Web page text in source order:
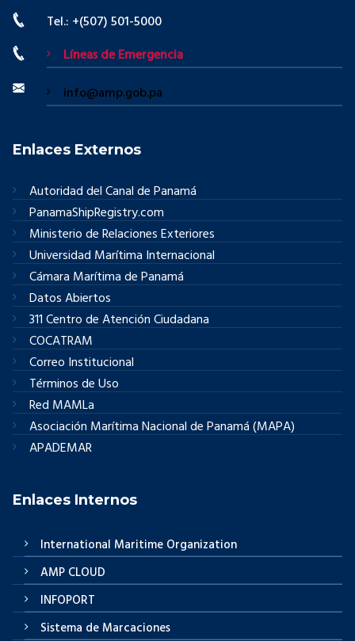
Tel.: +(507) 501-5000
Líneas de Emergencia
info@amp.gob.pa
Enlaces Externos
Autoridad del Canal de Panamá
PanamaShipRegistry.com
Ministerio de Relaciones Exteriores
Universidad Marítima Internacional
Cámara Marítima de Panamá
Datos Abiertos
311 Centro de Atención Ciudadana
COCATRAM
Correo Institucional
Términos de Uso
Red MAMLa
Asociación Marítima Nacional de Panamá (MAPA)
APADEMAR
Enlaces Internos
International Maritime Organization
AMP CLOUD
INFOPORT
Sistema de Marcaciones